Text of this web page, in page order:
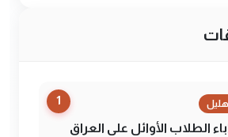
1 هليل
الطلاب الأوائل على العراق